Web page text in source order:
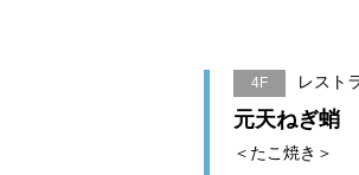
イベン
4F レスト
元天ねぎ蛸
＜たこ焼き＞